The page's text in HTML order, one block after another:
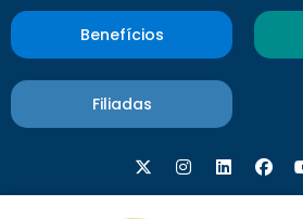
Benefícios
Filiadas